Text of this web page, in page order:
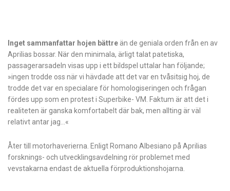
Inget sammanfattar hojen bättre än de geniala orden från en av
Aprilias bossar. När den minimala, ärligt talat patetiska,
passagerarsadeln visas upp i ett bildspel uttalar han följande;
»ingen trodde oss när vi hävdade att det var en tvåsitsig hoj, de
trodde det var en specialare för homologiseringen och frågan
fördes upp som en protest i Superbike- VM. Faktum är att det i
realiteten är ganska komfortabelt där bak, men allting är väl
relativt antar jag…«
Åter till motorhaverierna. Enligt Romano Albesiano på Aprilias
forsknings- och utvecklingsavdelning rör problemet med
vevstakarna endast de aktuella förproduktionshojarna.